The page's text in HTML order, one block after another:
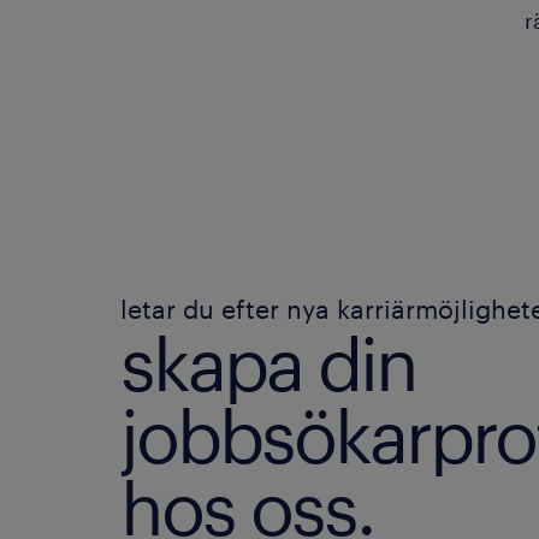
letar du efter nya
skapa din
hos oss.